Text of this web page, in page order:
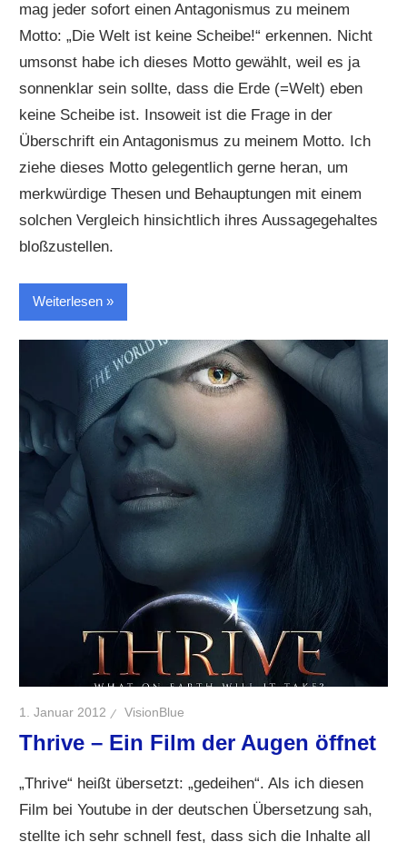
mag jeder sofort einen Antagonismus zu meinem
Motto: „Die Welt ist keine Scheibe!“ erkennen. Nicht
umsonst habe ich dieses Motto gewählt, weil es ja
sonnenklar sein sollte, dass die Erde (=Welt) eben
keine Scheibe ist. Insoweit ist die Frage in der
Überschrift ein Antagonismus zu meinem Motto. Ich
ziehe dieses Motto gelegentlich gerne heran, um
merkwürdige Thesen und Behauptungen mit einem
solchen Vergleich hinsichtlich ihres Aussagegehaltes
bloßzustellen.
Weiterlesen
1. Januar 2012 VisionBlue
Thrive – Ein Film der Augen öffnet
„Thrive“ heißt übersetzt: „gedeihen“. Als ich diesen
Film bei Youtube in der deutschen Übersetzung sah,
stellte ich sehr schnell fest, dass sich die Inhalte all